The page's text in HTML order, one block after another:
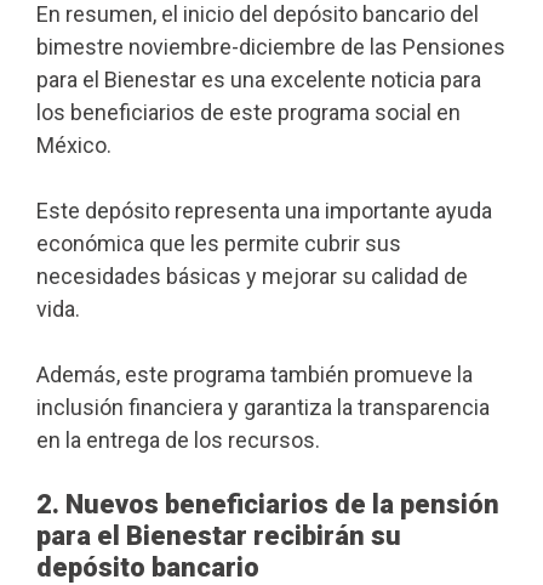
En resumen, el inicio del depósito bancario del
bimestre noviembre-diciembre de las Pensiones
para el Bienestar es una excelente noticia para
los beneficiarios de este programa social en
México.
Este depósito representa una importante ayuda
económica que les permite cubrir sus
necesidades básicas y mejorar su calidad de
vida.
Además, este programa también promueve la
inclusión financiera y garantiza la transparencia
en la entrega de los recursos.
2. Nuevos beneficiarios de la pensión
para el Bienestar recibirán su
depósito bancario